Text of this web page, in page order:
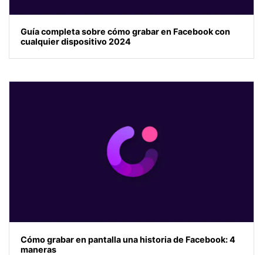
Guía completa sobre cómo grabar en Facebook con
cualquier dispositivo 2024
Cómo grabar en pantalla una historia de Facebook: 4
maneras